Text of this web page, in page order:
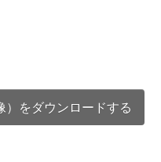
）をダウンロードする